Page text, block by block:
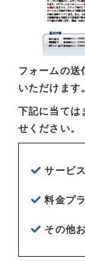
フォームの送
いただけます。
下記に当ては
せください。
サービ
料金プ
その他